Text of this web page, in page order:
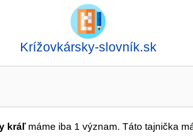
Krížovkársky-slovník.sk
kráľmáme iba 1 význam. Táto tajnička